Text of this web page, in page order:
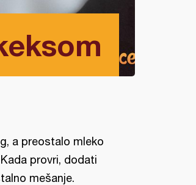
a preostalo mleko
provri, dodati
mešanje.